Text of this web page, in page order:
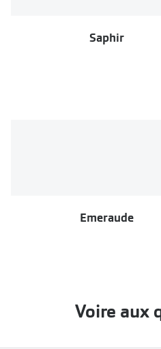
Saphir
Emeraude
Voire aux